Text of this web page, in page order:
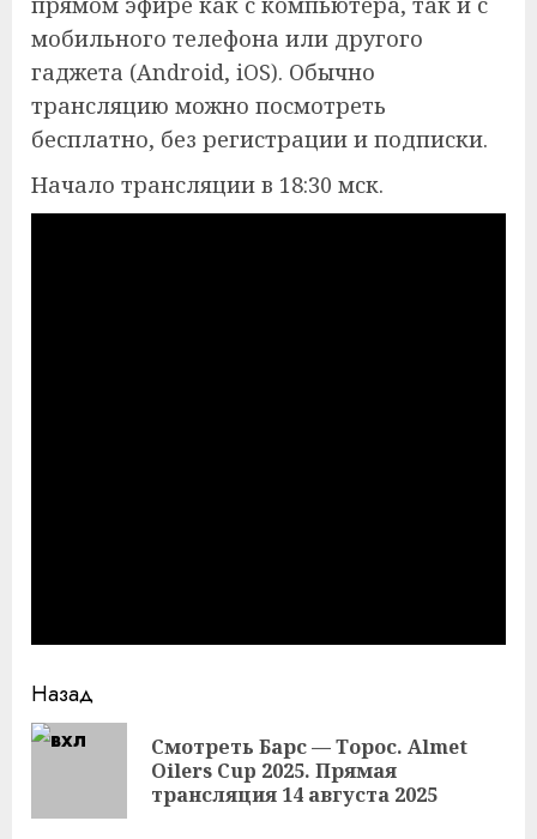
мобильного телефона или другого
гаджета (Android, iOS). Обычно
трансляцию можно посмотреть
бесплатно, без регистрации и подписки.
Начало трансляции в 18:30 мск.
Продолжить
чтение
Назад
Смотреть Барс — Торос. Almet
Oilers Cup 2025. Прямая
трансляция 14 августа 2025